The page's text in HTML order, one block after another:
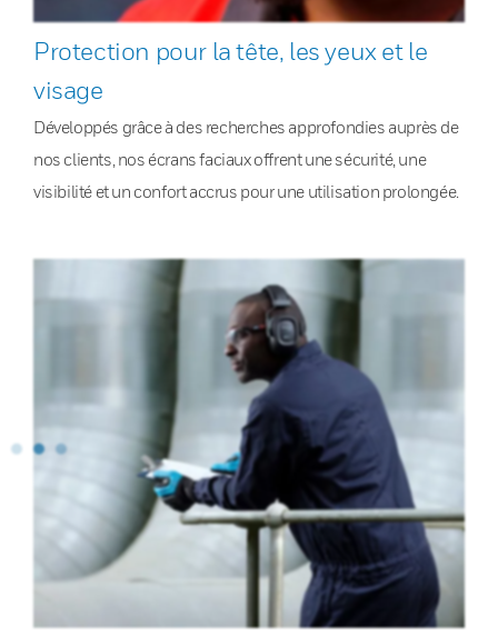
Protection pour la tête, les yeux et le
visage
Développés grâce à des recherches approfondies auprès de
nos clients, nos écrans faciaux offrent une sécurité, une
visibilité et un confort accrus pour une utilisation prolongée.